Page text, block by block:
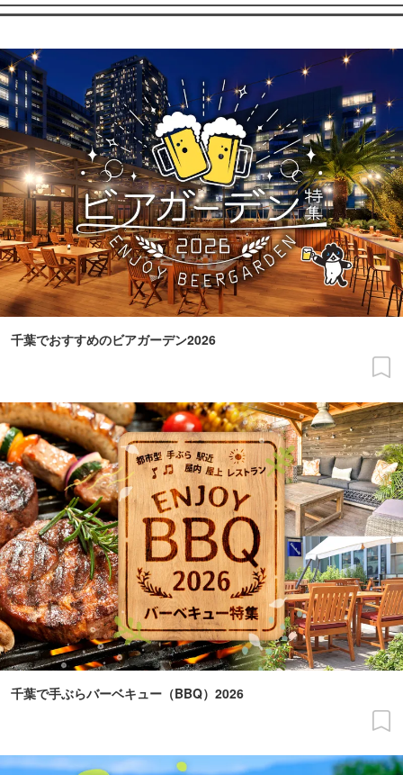
千葉でおすすめのビアガーデン2026
千葉で手ぶらバーベキュー（BBQ）2026